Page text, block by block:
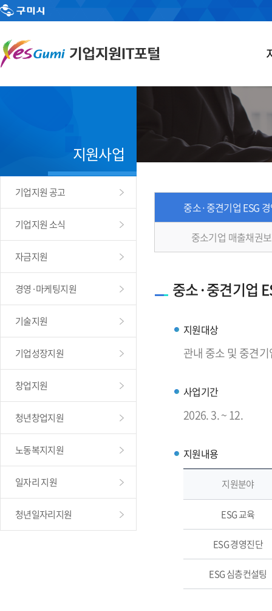
지원사업
기업지원 공고
기업지원 소식
자금지원
경영·마케팅지원
기술지원
기업성장지원
창업지원
청년창업지원
노동복지지원
일자리 지원
청년일자리지원
중소·중견기업 ESG
중소기업 매출채권
중소·중견기업
지원대상
관내 중소 및 중견
사업기간
2026. 3. ~ 12.
지원내용
지원분야
ESG 교육
ESG 경영진단
ESG 심층컨설팅